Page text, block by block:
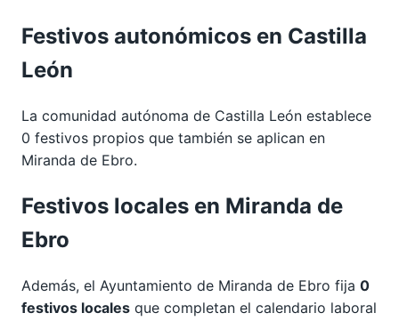
Festivos autonómicos en Castilla
León
La comunidad autónoma de Castilla León establece
0 festivos propios que también se aplican en
Miranda de Ebro.
Festivos locales en Miranda de
Ebro
Además, el Ayuntamiento de Miranda de Ebro fija 0
festivos locales que completan el calendario laboral